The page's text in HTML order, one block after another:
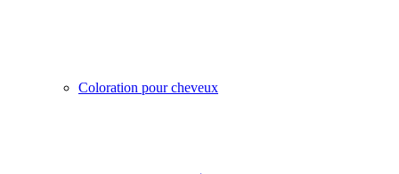
Coloration pour cheveux